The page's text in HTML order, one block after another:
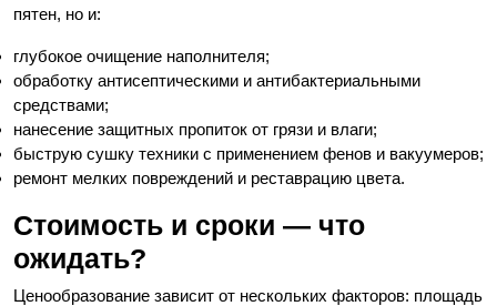
пятен, но и:
глубокое очищение наполнителя;
обработку антисептическими и антибактериальными
средствами;
нанесение защитных пропиток от грязи и влаги;
быструю сушку техники с применением фенов и вакуумеров;
ремонт мелких повреждений и реставрацию цвета.
Стоимость и сроки — что
ожидать?
Ценообразование зависит от нескольких факторов: площадь